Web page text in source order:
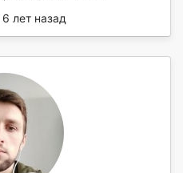
6 лет назад